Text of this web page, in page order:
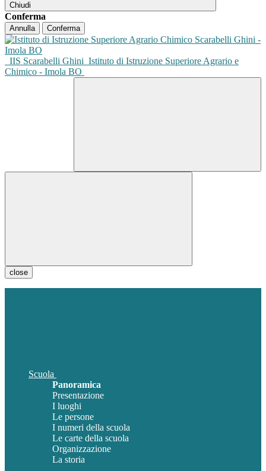
Chiudi
Conferma
Annulla Conferma
IIS Scarabelli Ghini Istituto di Istruzione Superiore Agrario e
Chimico - Imola BO
close
Scuola
Panoramica
Presentazione
I luoghi
Le persone
I numeri della scuola
Le carte della scuola
Organizzazione
La storia